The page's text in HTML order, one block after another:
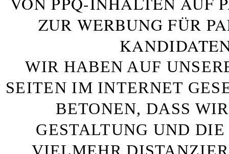
ZUR WERBUNG FÜR
WIR HABEN AUF
SEITEN IM INTERNET
BETONEN, DASS
GESTALTUNG UND